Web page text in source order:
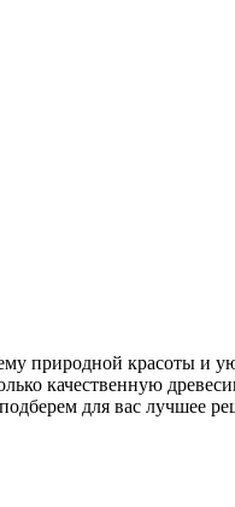
природной красоты
качественную
для вас лучшее